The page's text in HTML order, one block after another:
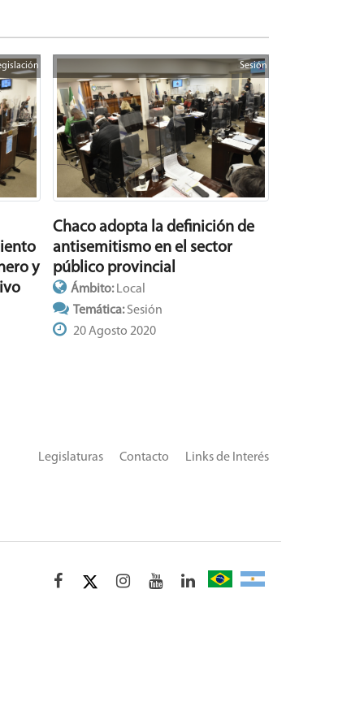
y
Sesión
Chaco adopta la definición de
antisemitismo en el sector
público provincial
Ámbito: Local
Temática:Sesión
20 Agosto 2020
Links de Interés
Contacto
Legislaturas